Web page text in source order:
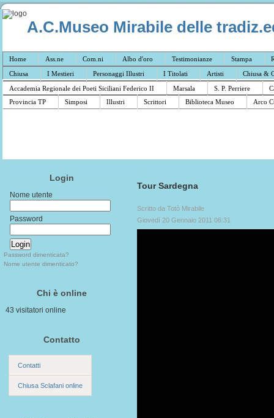
A.C.Museo Mirabile delle
Home Ass.ne Com.ni Albo d'oro Testimonianze Stampa
Chiusa
I Mestieri Personaggi Illustri I Titolati Artisti
Chiusa &
Accademia Regionale dei Poeti Siciliani Federico II
Marsala S. P. Perriere
Provincia TP
Simposi Illustri Scrittori Biblioteca Museo Arco
Login
Nome utente
Password
Password dimenticata?
Nome utente dimenticato?
Chi è online
43 visitatori online
Contatto
Contatti
Chiusa Sclafani online
Tour Sardegna
Scritto da Totò Mirabile
Giovedì 20 Gennaio 2011 06:31